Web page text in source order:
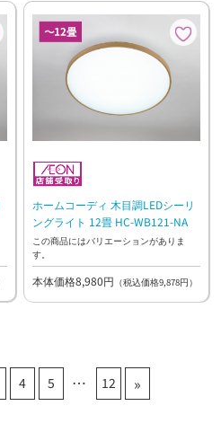
ホームコーディ 木目調LEDシーリ
ングライト 12畳 HC-WB121-NA
この商品にはバリエーションがありま
す。
本体価格8,980円 （税込価格9,878円）
4 5 12 »